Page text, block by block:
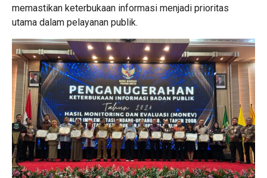
memastikan keterbukaan informasi menjadi prioritas
utama dalam pelayanan publik.